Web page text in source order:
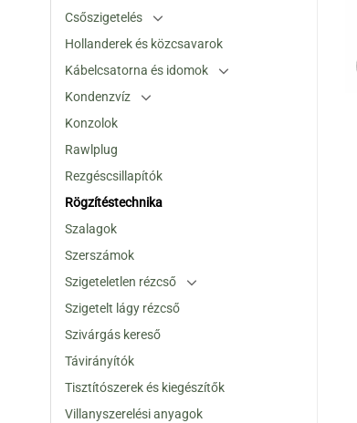
Csőszigetelés
Hollanderek és közcsavarok
Kábelcsatorna és idomok
Kondenzvíz
Konzolok
Rawlplug
Rezgéscsillapítók
Rögzítéstechnika
Szalagok
Szerszámok
Szigeteletlen rézcső
Szigetelt lágy rézcső
Szivárgás kereső
Távirányítók
Tisztítószerek és kiegészítők
Villanyszerelési anyagok